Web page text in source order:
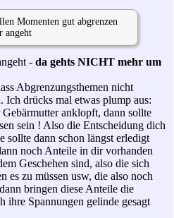
Momenten gut abgrenzen
angeht
- da gehts NICHT mehr um
Abgrenzungsthemen nicht
Ich drücks mal etwas plump aus:
anklopft, dann sollte
sein ! Also die Entscheidung dich
sollte dann schon längst erledigt
noch Anteile in dir vorhanden
Geschehen sind, also die sich
es zu müssen usw, die also noch
bringen diese Anteile die
ihre Spannungen gelinde gesagt